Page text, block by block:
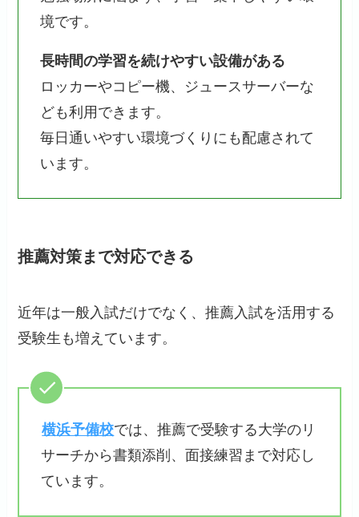
境です。
長時間の学習を続けやすい設備がある
ロッカーやコピー機、ジュースサーバーな
ども利用できます。
毎日通いやすい環境づくりにも配慮されて
います。
推薦対策まで対応できる
近年は一般入試だけでなく、推薦入試を活用する
受験生も増えています。
横浜予備校では、推薦で受験する大学のリ
サーチから書類添削、面接練習まで対応し
ています。